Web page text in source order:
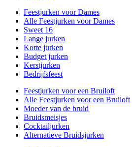
Feestjurken voor Dames
Alle Feestjurken voor Dames
Sweet 16
Lange jurken
Korte jurken
Budget jurken
Kerstjurken
Bedrijfsfeest
Feestjurken voor een Bruiloft
Alle Feestjurken voor een Bruiloft
Moeder van de bruid
Bruidsmeisjes
Cocktailjurken
Alternatieve Bruidsjurken